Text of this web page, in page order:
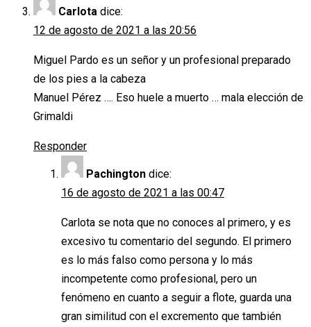
Carlota dice:
12 de agosto de 2021 a las 20:56
Miguel Pardo es un señor y un profesional preparado
de los pies a la cabeza
Manuel Pérez …. Eso huele a muerto … mala elección de
Grimaldi
Responder
Pachington dice:
16 de agosto de 2021 a las 00:47
Carlota se nota que no conoces al primero, y es
excesivo tu comentario del segundo. El primero
es lo más falso como persona y lo más
incompetente como profesional, pero un
fenómeno en cuanto a seguir a flote, guarda una
gran similitud con el excremento que también